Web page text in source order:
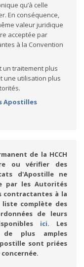
qu’à celle
En conséquence,
valeur juridique
acceptée par
à la Convention
un traitement plus
une utilisation plus
Apostilles
de la HCCH
ou vérifier des
d'Apostille ne
par les Autorités
contractantes à la
liste complète des
de leurs
ici. Les
de plus amples
sont priées